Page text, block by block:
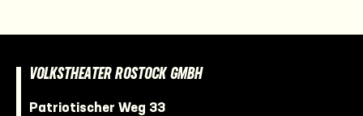
VOLKSTHEATER ROSTOCK GMBH
Patriotischer Weg 33